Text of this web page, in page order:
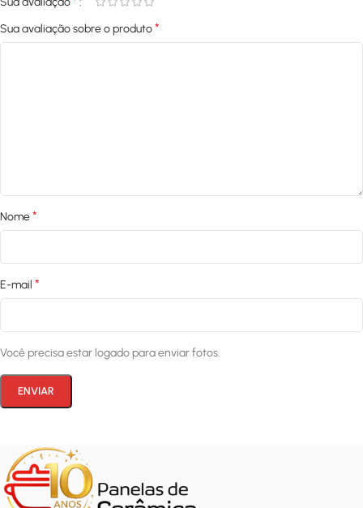
Sua avaliação sobre o produto*
Nome*
E-mail *
Você precisa estar logado para enviar fotos.